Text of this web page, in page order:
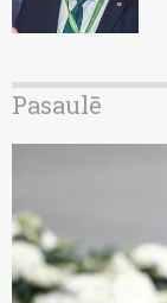
Pasaulē